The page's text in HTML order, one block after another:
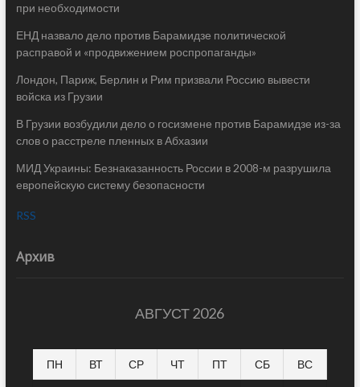
при необходимости
ЕНД назвало дело против Барамидзе политической
расправой и «продвижением роспропаганды»
Лондон, Париж, Берлин и Рим призвали Россию вывести
войска из Грузии
В Грузии возбудили дело о госизмене против Барамидзе из-за
слов о расстреле пленных в Абхазии
МИД Украины: Безнаказанность России в 2008-м разрушила
европейскую систему безопасности
RSS
Архив
АВГУСТ 2026
ПН ВТ СР ЧТ ПТ СБ ВС